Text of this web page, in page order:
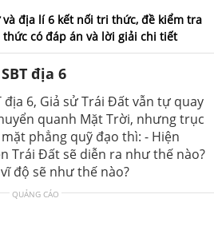
địa lí 6 kết nối tri thức, đề kiểm tra
có đáp án và lời giải chi tiết
địa 6
địa 6, Giả sử Trái Đất vẫn tự quay
quanh Mặt Trời, nhưng trục
phẳng quỹ đạo thì: - Hiện
Trái Đất sẽ diễn ra như thế nào?
độ sẽ như thế nào?
QUẢNG CÁO